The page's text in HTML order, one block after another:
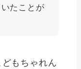
たことが
もちゃれん